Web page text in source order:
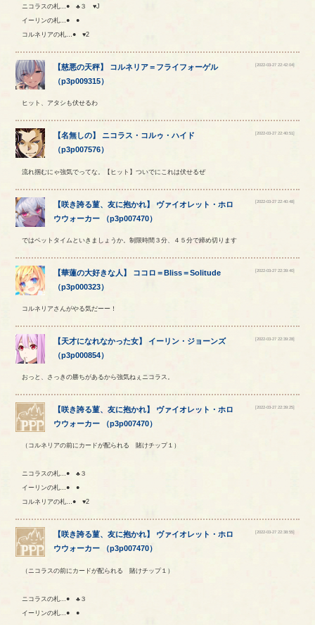
ニコラスの札…● ♣３ ♥J
イーリンの札…● ●
コルネリアの札…● ♥2
【慈悪の天秤】 コルネリア＝ フライフォーゲル
（p3p009315）
[2022-03-27 22:42:04]
ヒット、アタシも伏せるわ
【名無しの】 ニコラス ・ コルゥ ・ハイド
（p3p007576）
[2022-03-27 22:40:51]
流れ掴むにゃ強気でってな。【ヒット】ついでにこれは伏せるぜ
【咲き誇る菫、友に抱かれ】 ヴァイオレット ・ホロ
ウウォーカー （p3p007470）
[2022-03-27 22:40:48]
ではベットタイムといきましょうか。制限時間３分、４５分で締め切ります
【華蓮の大好きな人 】 ココロ ＝Bliss＝Solitude
（p3p000323）
[2022-03-27 22:39:40]
コルネリアさんがやる気だーー！
【天才になれなかった女】イーリン ・ ジョーンズ
（p3p000854）
[2022-03-27 22:39:28]
おっと、さっきの勝ちがあるから強気ねぇニコラス。
【咲き誇る菫、友に抱かれ】 ヴァイオレット ・ホロ
ウウォーカー （p3p007470）
[2022-03-27 22:39:25]
（コルネリアの前にカードが配られる 賭けチップ１）
ニコラスの札…● ♣３
イーリンの札…● ●
コルネリアの札…● ♥2
【咲き誇る菫、友に抱かれ】 ヴァイオレット ・ホロ
ウウォーカー （p3p007470）
[2022-03-27 22:38:55]
（ニコラスの前にカードが配られる 賭けチップ１）
ニコラスの札…● ♣３
イーリンの札…● ●